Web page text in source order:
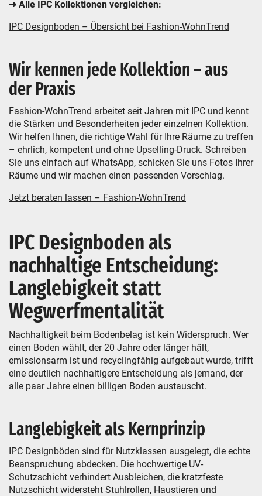
➜ Alle IPC Kollektionen vergleichen:
IPC Designboden – Übersicht bei Fashion-WohnTrend
Wir kennen jede Kollektion – aus
der Praxis
Fashion-WohnTrend arbeitet seit Jahren mit IPC und kennt
die Stärken und Besonderheiten jeder einzelnen Kollektion.
Wir helfen Ihnen, die richtige Wahl für Ihre Räume zu treffen
– ehrlich, kompetent und ohne Upselling-Druck. Schreiben
Sie uns einfach auf WhatsApp, schicken Sie uns Fotos Ihrer
Räume und wir machen einen passenden Vorschlag.
Jetzt beraten lassen – Fashion-WohnTrend
IPC Designboden als
nachhaltige Entscheidung:
Langlebigkeit statt
Wegwerfmentalität
Nachhaltigkeit beim Bodenbelag ist kein Widerspruch. Wer
einen Boden wählt, der 20 Jahre oder länger hält,
emissionsarm ist und recyclingfähig aufgebaut wurde, trifft
eine deutlich nachhaltigere Entscheidung als jemand, der
alle paar Jahre einen billigen Boden austauscht.
Langlebigkeit als Kernprinzip
IPC Designböden sind für Nutzklassen ausgelegt, die echte
Beanspruchung abdecken. Die hochwertige UV-
Schutzschicht verhindert Ausbleichen, die kratzfeste
Nutzschicht widersteht Stuhlrollen, Haustieren und